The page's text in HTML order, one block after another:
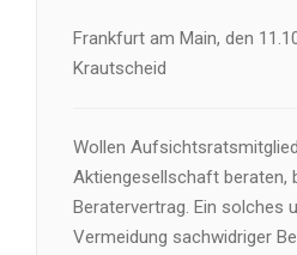
Frankfurt am Main, den
Krautscheid
Wollen
Aktiengesellschaft beraten,
Beratervertrag. Ein solches
Vermeidung sachwidriger